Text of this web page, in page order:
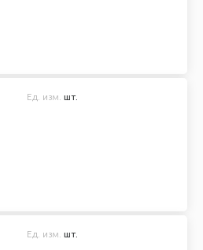
Ед. изм. шт.
Ед. изм. шт.